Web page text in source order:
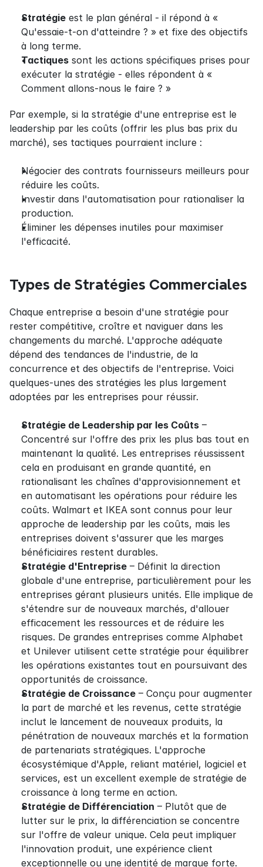
Stratégie est le plan général - il répond à «
Qu'essaie-t-on d'atteindre ? » et fixe des objectifs
à long terme.
Tactiques sont les actions spécifiques prises pour
exécuter la stratégie - elles répondent à «
Comment allons-nous le faire ? »
Par exemple, si la stratégie d'une entreprise est le
leadership par les coûts (offrir les plus bas prix du
marché), ses tactiques pourraient inclure :
Négocier des contrats fournisseurs meilleurs pour
réduire les coûts.
Investir dans l'automatisation pour rationaliser la
production.
Éliminer les dépenses inutiles pour maximiser
l'efficacité.
Types de Stratégies Commerciales
Chaque entreprise a besoin d'une stratégie pour
rester compétitive, croître et naviguer dans les
changements du marché. L'approche adéquate
dépend des tendances de l'industrie, de la
concurrence et des objectifs de l'entreprise. Voici
quelques-unes des stratégies les plus largement
adoptées par les entreprises pour réussir.
Stratégie de Leadership par les Coûts –
Concentré sur l'offre des prix les plus bas tout en
maintenant la qualité. Les entreprises réussissent
cela en produisant en grande quantité, en
rationalisant les chaînes d'approvisionnement et
en automatisant les opérations pour réduire les
coûts. Walmart et IKEA sont connus pour leur
approche de leadership par les coûts, mais les
entreprises doivent s'assurer que les marges
bénéficiaires restent durables.
Stratégie d'Entreprise – Définit la direction
globale d'une entreprise, particulièrement pour les
entreprises gérant plusieurs unités. Elle implique de
s'étendre sur de nouveaux marchés, d'allouer
efficacement les ressources et de réduire les
risques. De grandes entreprises comme Alphabet
et Unilever utilisent cette stratégie pour équilibrer
les opérations existantes tout en poursuivant des
opportunités de croissance.
Stratégie de Croissance – Conçu pour augmenter
la part de marché et les revenus, cette stratégie
inclut le lancement de nouveaux produits, la
pénétration de nouveaux marchés et la formation
de partenariats stratégiques. L'approche
écosystémique d'Apple, reliant matériel, logiciel et
services, est un excellent exemple de stratégie de
croissance à long terme en action.
Stratégie de Différenciation – Plutôt que de
lutter sur le prix, la différenciation se concentre
sur l'offre de valeur unique. Cela peut impliquer
l'innovation produit, une expérience client
exceptionnelle ou une identité de marque forte.